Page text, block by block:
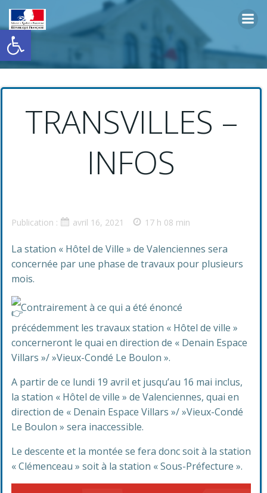
Ouvrir la barre d’outils
contenu
TRANSVILLES –
INFOS
Publication : avril 16, 2021 17 h 08 min
La station « Hôtel de Ville » de Valenciennes sera
concernée par une phase de travaux pour plusieurs
mois.
Contrairement à ce qui a été énoncé
précédemment les travaux station « Hôtel de ville »
concerneront le quai en direction de « Denain Espace
Villars »/ »Vieux-Condé Le Boulon ».
A partir de ce lundi 19 avril et jusqu’au 16 mai inclus,
la station « Hôtel de ville » de Valenciennes, quai en
direction de « Denain Espace Villars »/ »Vieux-Condé
Le Boulon » sera inaccessible.
Le descente et la montée se fera donc soit à la station
« Clémenceau » soit à la station « Sous-Préfecture ».